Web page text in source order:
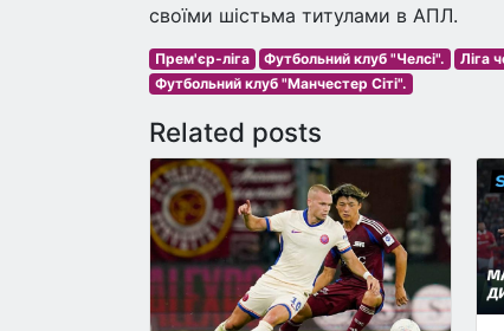
своїми шістьма титулами в АПЛ.
Прем'єр-ліга Футбольний клуб "Челсі". Ліга
Футбольний клуб "Манчестер Сіті".
Related posts